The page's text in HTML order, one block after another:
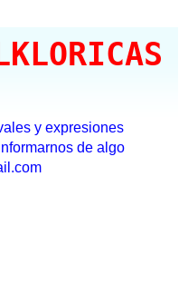
y expresiones
de algo